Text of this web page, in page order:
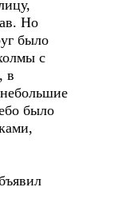
Но
было
с
в
было